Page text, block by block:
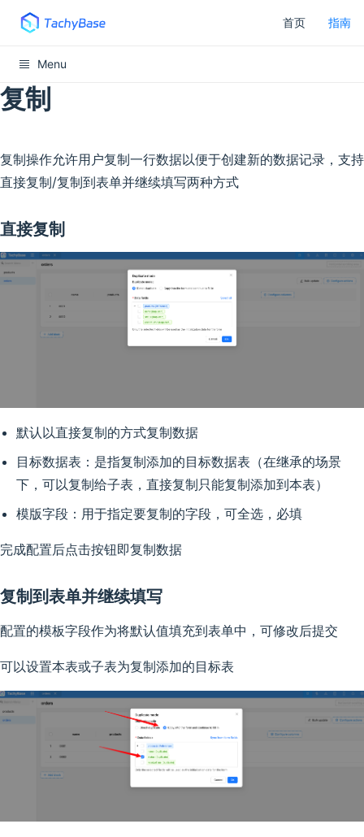
首页 指南
Menu
复制
复制操作允许用户复制一行数据以便于创建新的数据记录，支持
直接复制/复制到表单并继续填写两种方式
直接复制
默认以直接复制的方式复制数据
目标数据表：是指复制添加的目标数据表（在继承的场景
下，可以复制给子表，直接复制只能复制添加到本表）
模版字段：用于指定要复制的字段，可全选，必填
完成配置后点击按钮即复制数据
复制到表单并继续填写
配置的模板字段作为将默认值填充到表单中，可修改后提交
可以设置本表或子表为复制添加的目标表